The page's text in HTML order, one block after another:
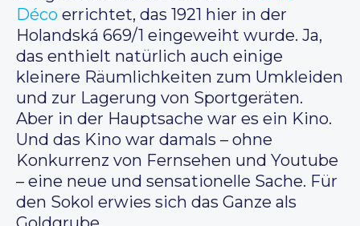
Déco errichtet, das 1921 hier in der
Holandská 669/1 eingeweiht wurde. Ja,
das enthielt natürlich auch einige
kleinere Räumlichkeiten zum Umkleiden
und zur Lagerung von Sportgeräten.
Aber in der Hauptsache war es ein Kino.
Und das Kino war damals – ohne
Konkurrenz von Fernsehen und Youtube
– eine neue und sensationelle Sache. Für
den Sokol erwies sich das Ganze als